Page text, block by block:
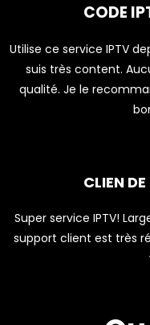
CODE
Utilise ce service IPTV
suis très content.
qualité. Je le
CLIEN
Super service IPTV!
support client est très